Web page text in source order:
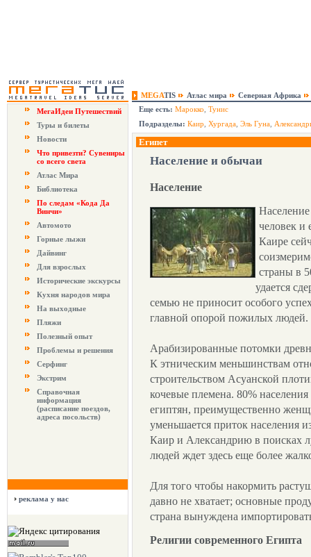
MEGATIS Атлас мира
Северная Африка
МегаИдеи Путешествий
Туры и билеты
Новости
Что привезти? Сувениры
со всего света
Атлас Мира
Библиотека
По следам «Кода Да
Винчи»
Автомото
Горные лыжи
Дайвинг
Для взрослых
Исторические экскурсы
Кухня народов мира
На выходные
Пляжи
Полезный опыт
Проблемы и решения
Серфинг
Экстрим
Справочная
информация
(расписание поездов,
адреса посольств)
реклама у нас
Еще есть: Марокко Тунис
Подразделы: Каир Хургада Эль Гуна
Египет
Население и обычаи
Население
человек и
Каире
страны в
удается
семью не приносит особого
главной опорой пожилых людей.
Арабизированные потомки
К этническим меньшинствам
строительством Асуанской
кочевые племена. 80%
египтян, преимущественно
уменьшается приток населения
Каир и Александрию в поисках
людей ждет здесь еще более
Для того чтобы накормить
давно не хватает; основные
страна вынуждена
Религии современного Египта